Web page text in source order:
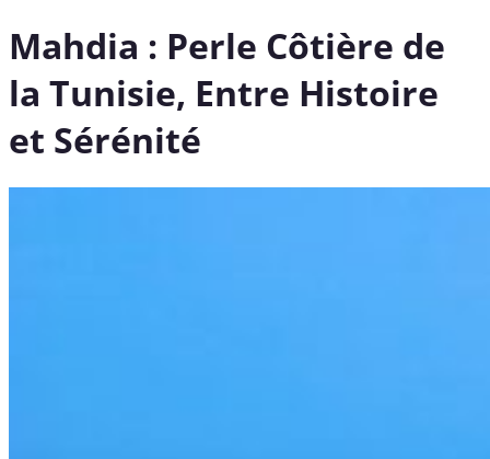
Mahdia : Perle Côtière de
la Tunisie, Entre Histoire
et Sérénité